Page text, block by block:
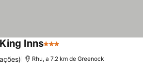
Inns3 Estrelas
Rhu, a 7.2 km de Greenock